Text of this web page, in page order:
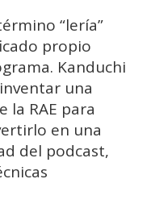
“lería”
propio
Kanduchi
una
la RAE para
en una
del podcast,